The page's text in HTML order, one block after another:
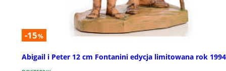
-15%
Abigail i Peter 12 cm Fontanini edycja limitowana rok 1994